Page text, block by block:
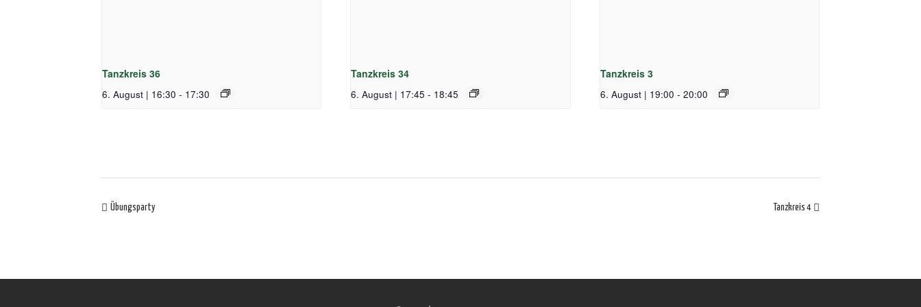
Tanzkreis 36
6. August | 16:30 - 17:30
Tanzkreis 34
6. August | 17:45 - 18:45
Tanzkreis 3
6. August | 19:00 - 20:00
Übungsparty Tanzkreis 4